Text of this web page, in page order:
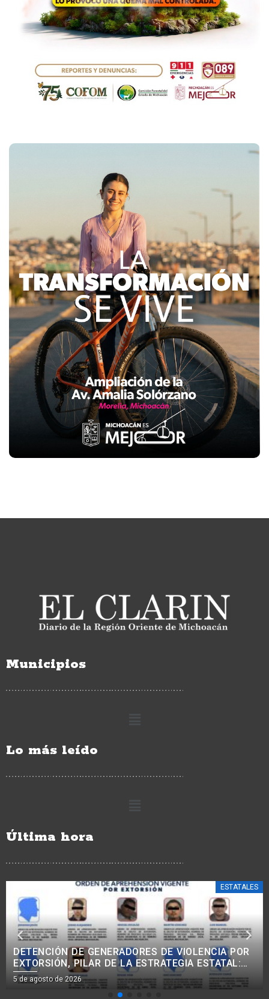
Municipios
Lo más leído
Última hora
ESTATALES
TORRES PIÑA CIERRA FILAS CON CLAUDIA
SHEINBAUM: EN LA 4T NO HAY NARCOGOBIERNO,
INTOCABLES NI IMPUNIDAD.
5 de agosto de 2026